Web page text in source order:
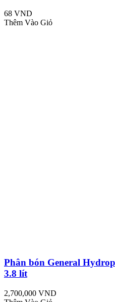
68 VND
Thêm Vào Giỏ
Phân bón General
3.8 lít
2,700,000 VND